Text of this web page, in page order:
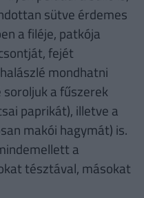
sütve érdemes
a filéje, patkója
fejét
mondhatni
soroljuk a fűszerek
paprikát), illetve a
makói hagymát) is.
a
tésztával, másokat